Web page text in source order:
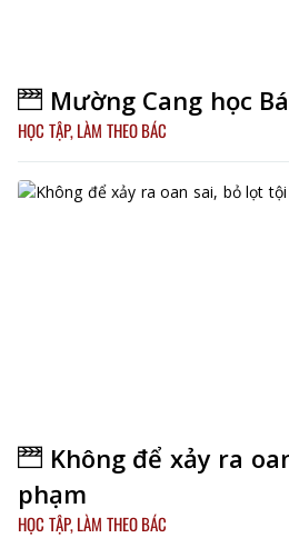
Mường Cang học
HỌC TẬP, LÀM THEO BÁC
Không để xảy ra
phạm
HỌC TẬP, LÀM THEO BÁC